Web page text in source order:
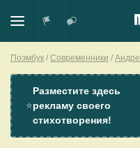
Поэмбук Современники
⭐
Разместите здесь
рекламу своего
стихотворения!